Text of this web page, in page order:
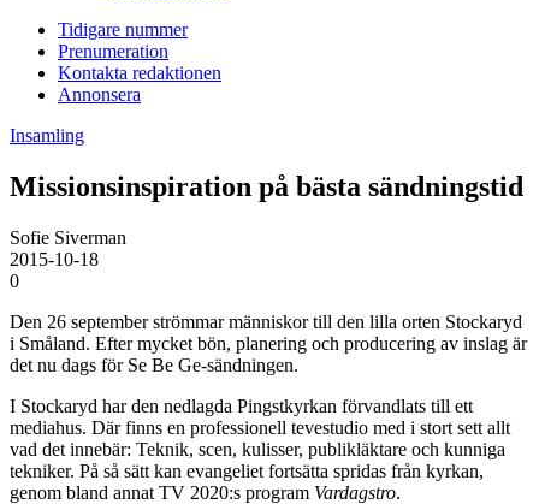
Tidigare nummer
Prenumeration
Kontakta redaktionen
Annonsera
Insamling
Missionsinspiration på bästa sändningstid
Sofie Siverman
2015-10-18
0
Den 26 september strömmar människor till den lilla orten Stockaryd
i Småland. Efter mycket bön, planering och producering av inslag är
det nu dags för Se Be Ge-sändningen.
I Stockaryd har den nedlagda Pingstkyrkan förvandlats till ett
mediahus. Där finns en professionell tevestudio med i stort sett allt
vad det innebär: Teknik, scen, kulisser, publikläktare och kunniga
tekniker. På så sätt kan evangeliet fortsätta spridas från kyrkan,
genom bland annat TV 2020:s program Vardagstro.